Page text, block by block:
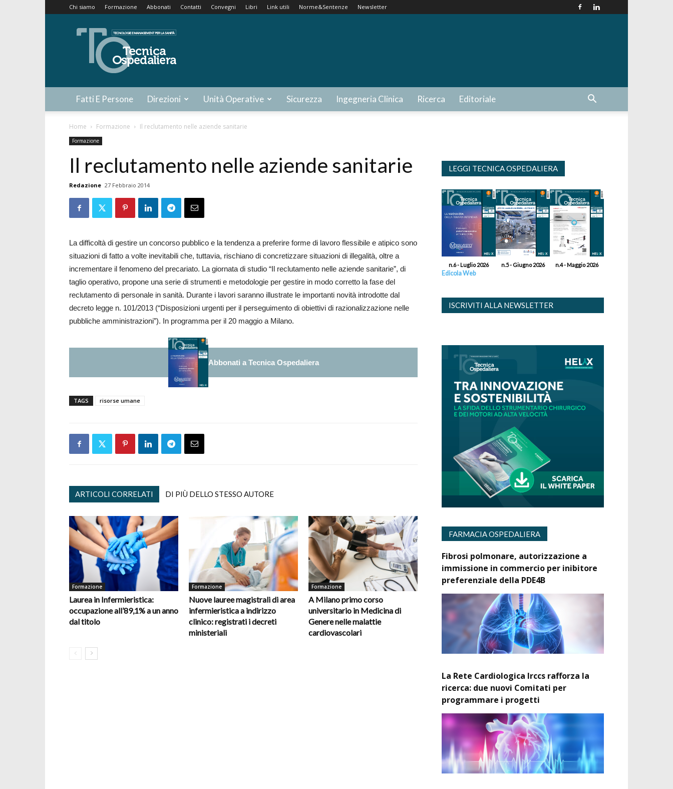
Chi siamo Formazione Abbonati Contatti Convegni Libri Link utili Norme&Sentenze Newsletter
Tecnica
Ospedaliera
Fatti E Persone Direzioni Unità Operative Sicurezza Ingegneria Clinica Ricerca Editoriale
Home Formazione Il reclutamento nelle aziende sanitarie
Formazione
Il reclutamento nelle aziende sanitarie
Redazione 27 Febbraio 2014
La difficoltà di gestire un concorso pubblico e la tendenza a preferire forme di lavoro flessibile e atipico sono
situazioni di fatto a volte inevitabili che, tuttavia, rischiano di concretizzare situazioni di illegalità, oltre a
incrementare il fenomeno del precariato. La giornata di studio “Il reclutamento nelle aziende sanitarie”, di
taglio operativo, propone una serie di strumenti e metodologie per gestire in modo corretto la fase del
reclutamento di personale in sanità. Durante i lavori saranno illustrate le importanti novità introdotte dal
decreto legge n. 101/2013 (“Disposizioni urgenti per il perseguimento di obiettivi di razionalizzazione nelle
pubbliche amministrazioni”). In programma per il 20 maggio a Milano.
Abbonati a Tecnica Ospedaliera
TAGS risorse umane
ARTICOLI CORRELATI DI PIÙ DELLO STESSO AUTORE
Formazione
Laurea in Infermieristica:
occupazione all’89,1% a un anno
dal titolo
Formazione
Nuove lauree magistrali di area
infermieristica a indirizzo
clinico: registrati i decreti
ministeriali
Formazione
A Milano primo corso
universitario in Medicina di
Genere nelle malattie
cardiovascolari
LEGGI TECNICA OSPEDALIERA
n.6 - Luglio 2026 n.5 - Giugno 2026 n.4 - Maggio 2026
Edicola Web
ISCRIVITI ALLA NEWSLETTER
FARMACIA OSPEDALIERA
Fibrosi polmonare, autorizzazione a
immissione in commercio per inibitore
preferenziale della PDE4B
La Rete Cardiologica Irccs rafforza la
ricerca: due nuovi Comitati per
programmare i progetti